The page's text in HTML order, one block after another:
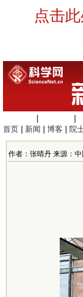
点击
首页
新闻 博客 院
作者：张晴丹 来源：中